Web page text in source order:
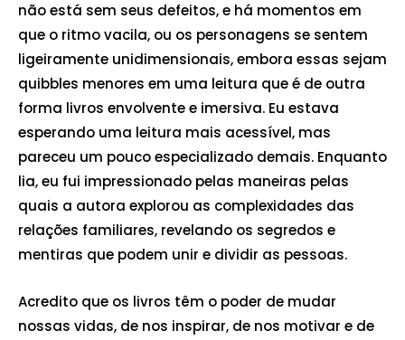
não está sem seus defeitos, e há momentos em
que o ritmo vacila, ou os personagens se sentem
ligeiramente unidimensionais, embora essas sejam
quibbles menores em uma leitura que é de outra
forma livros envolvente e imersiva. Eu estava
esperando uma leitura mais acessível, mas
pareceu um pouco especializado demais. Enquanto
lia, eu fui impressionado pelas maneiras pelas
quais a autora explorou as complexidades das
relações familiares, revelando os segredos e
mentiras que podem unir e dividir as pessoas.
Acredito que os livros têm o poder de mudar
nossas vidas, de nos inspirar, de nos motivar e de